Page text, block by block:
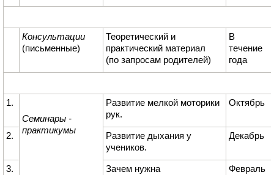
Консультации
(письменные)
Теоретический и
практический материал
(по запросам родителей)
В
течение
года
1.
Семинары -
практикумы
Развитие мелкой моторики
рук.
Октябрь
2.
Развитие дыхания у
учеников.
Декабрь
3.
Зачем нужна
Февраль